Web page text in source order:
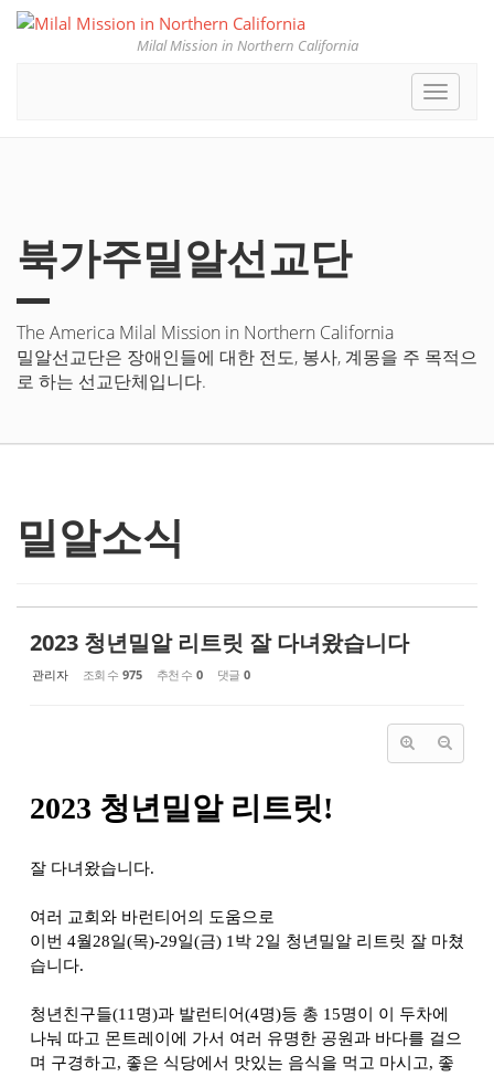
Milal Mission in Northern California
Toggle
북가주밀알선교단
The America Milal Mission in Northern California
밀알선교단은 장애인들에 대한 전도, 봉사, 계몽을 주 목적으
로 하는 선교단체입니다.
밀알소식
2023 청년밀알 리트릿 잘 다녀왔습니다
관리자 조회 수 975 추천 수 0 댓글 0
2023 청년밀알 리트릿!
잘 다녀왔습니다.
여러 교회와 바런티어의 도움으로
이번 4월28일(목)-29일(금) 1박 2일 청년밀알 리트릿 잘 마쳤
습니다.
청년친구들(11명)과 발런티어(4명)등 총 15명이 이 두차에
나눠 따고 몬트레이에 가서 여러 유명한 공원과 바다를 걸으
며 구경하고, 좋은 식당에서 맛있는 음식을 먹고 마시고, 좋